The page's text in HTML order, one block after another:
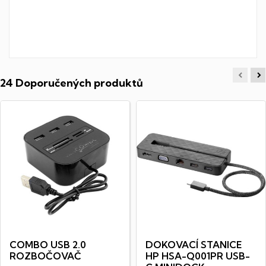
24 Doporučených produktů
COMBO USB 2.0
ROZBOČOVAČ
DOKOVACÍ STANICE
HP HSA-Q001PR USB-